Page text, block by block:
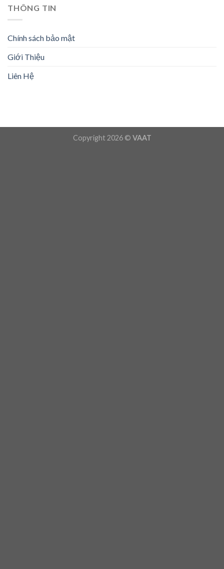
THÔNG TIN
Chính sách bảo mật
Giới Thiệu
Liên Hệ
Copyright 2026 © VAAT